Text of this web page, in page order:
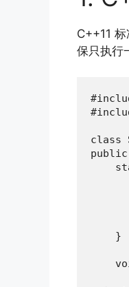
C++11
保只执行
class
    }